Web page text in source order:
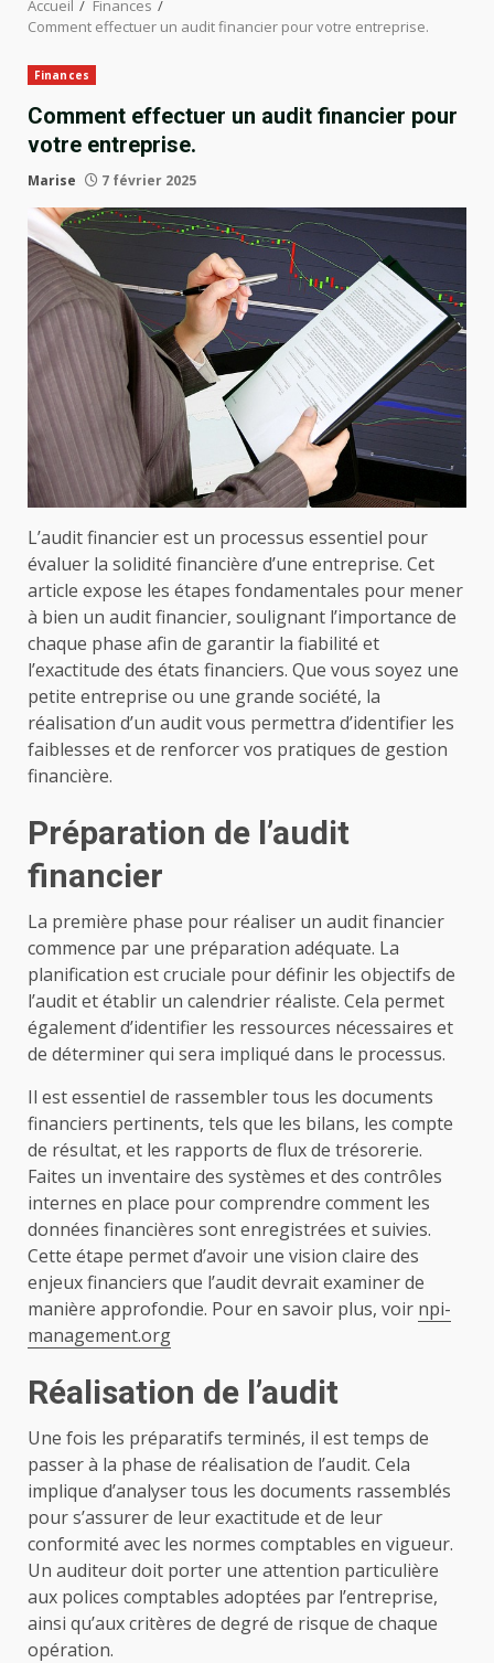
Accueil
Finances
Comment effectuer un audit financier pour votre entreprise.
Finances
Comment effectuer un audit financier pour
votre entreprise.
Marise 7 février 2025
L’audit financier est un processus essentiel pour
évaluer la solidité financière d’une entreprise. Cet
article expose les étapes fondamentales pour mener
à bien un audit financier, soulignant l’importance de
chaque phase afin de garantir la fiabilité et
l’exactitude des états financiers. Que vous soyez une
petite entreprise ou une grande société, la
réalisation d’un audit vous permettra d’identifier les
faiblesses et de renforcer vos pratiques de gestion
financière.
Préparation de l’audit
financier
La première phase pour réaliser un audit financier
commence par une préparation adéquate. La
planification est cruciale pour définir les objectifs de
l’audit et établir un calendrier réaliste. Cela permet
également d’identifier les ressources nécessaires et
de déterminer qui sera impliqué dans le processus.
Il est essentiel de rassembler tous les documents
financiers pertinents, tels que les bilans, les compte
de résultat, et les rapports de flux de trésorerie.
Faites un inventaire des systèmes et des contrôles
internes en place pour comprendre comment les
données financières sont enregistrées et suivies.
Cette étape permet d’avoir une vision claire des
enjeux financiers que l’audit devrait examiner de
manière approfondie. Pour en savoir plus, voir npi-
management.org
Réalisation de l’audit
Une fois les préparatifs terminés, il est temps de
passer à la phase de réalisation de l’audit. Cela
implique d’analyser tous les documents rassemblés
pour s’assurer de leur exactitude et de leur
conformité avec les normes comptables en vigueur.
Un auditeur doit porter une attention particulière
aux polices comptables adoptées par l’entreprise,
ainsi qu’aux critères de degré de risque de chaque
opération.